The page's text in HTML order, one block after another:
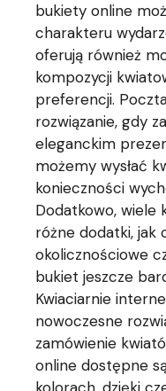
bukiety online
charakteru
oferują również
kompozycji
preferencji.
rozwiązanie, gdy
eleganckim
możemy wysłać
konieczności
Dodatkowo, wiele
różne dodatki, jak
okolicznościowe
bukiet jeszcze
Kwiaciarnie
nowoczesne
zamówienie
online dostępne